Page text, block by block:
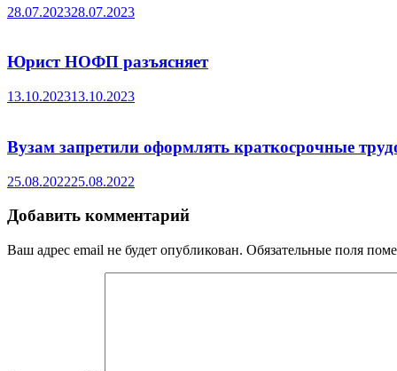
28.07.202328.07.2023
Юрист НОФП разъясняет
13.10.202313.10.2023
Вузам запретили оформлять краткосрочные
25.08.202225.08.2022
Добавить комментарий
Ваш адрес email не будет опубликован. Обязательные поля